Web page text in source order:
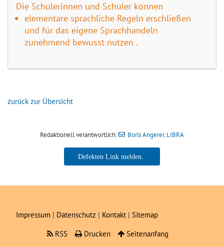
Die Schülerinnen und Schüler können
elementare sprachliche Regeln erschließen
und für das eigene Sprachhandeln
zunehmend bewusst nutzen .
zurück zur Übersicht
Redaktionell verantwortlich: Boris Angerer, LIBRA
Boris Angerer, LIBRA
Impressum | Datenschutz | Kontakt | Sitemap
RSS
Drucken Seitenanfang